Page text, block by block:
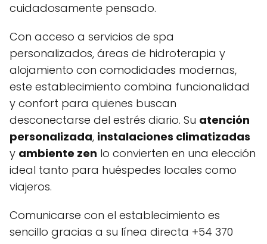
cuidadosamente pensado.
Con acceso a servicios de spa
personalizados, áreas de hidroterapia y
alojamiento con comodidades modernas,
este establecimiento combina funcionalidad
y confort para quienes buscan
desconectarse del estrés diario. Su atención
personalizada, instalaciones climatizadas
y ambiente zen lo convierten en una elección
ideal tanto para huéspedes locales como
viajeros.
Comunicarse con el establecimiento es
sencillo gracias a su línea directa +54 370